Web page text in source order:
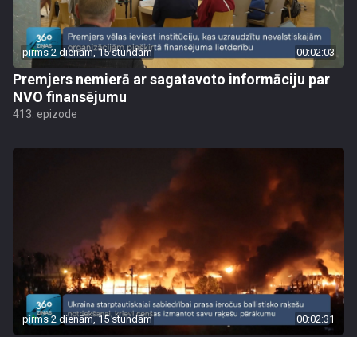
pirms 2 dienām, 15 stundām 00:02:03
Premjers nemierā ar sagatavoto informāciju par
NVO finansējumu
413. epizode
pirms 2 dienām, 15 stundām 00:02:31